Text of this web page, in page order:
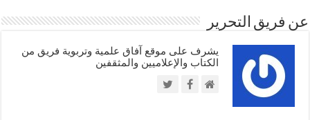
عن فريق التحرير
يشرف على موقع آفاق علمية وتربوية فريق من
الكتاب والإعلاميين والمثقفين